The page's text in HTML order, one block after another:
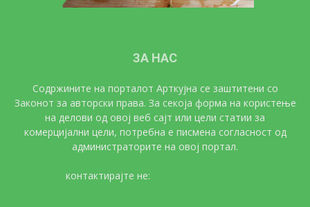
ЗА НАС
Содржините на порталот Арткујна се заштитени со
Законот за авторски права. За секоја форма на користење
на делови од овој веб сајт или цели статии за
комерцијални цели, потребна е писмена согласност од
администраторите на овој портал.
контактирајте не: